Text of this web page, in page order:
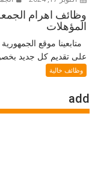
المؤهلات
متابعينا موقع
على تقديم كل جديد
وظائف خالية
add